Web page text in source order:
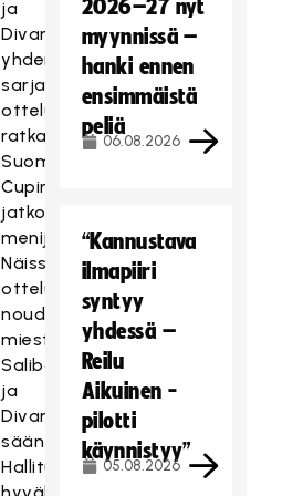
ja
Divarissa
yhden
sarjakierroksen
otteluissa
ratkaistaan
Suomen
Cupin
jatkoon
menijä.
Näissä
otteluissa
noudatetaan
miesten
Salibandyliigan
ja
Divarin
sääntöjä.
Hallitus
2026–27 nyt
myynnissä –
hanki ennen
ensimmäistä
peliä
06.08.2026
“Kannustava
ilmapiiri
syntyy
yhdessä –
Reilu
Aikuinen -
pilotti
käynnistyy”
05.08.2026